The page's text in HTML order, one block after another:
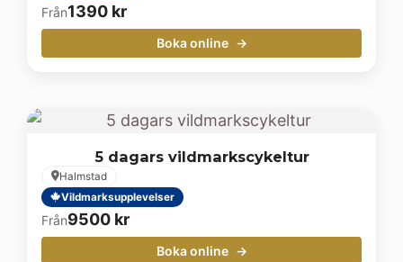
Från1390 kr
Boka online
5 dagars vildmarkscykeltur
Halmstad
Vildmarksupplevelser
Från9500 kr
Boka online